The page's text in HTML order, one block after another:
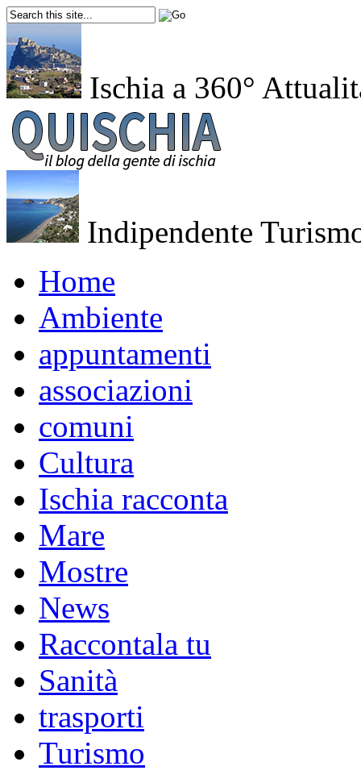
Ischia a 360°
Indipendente
Home
Ambiente
appuntamenti
associazioni
comuni
Cultura
Ischia racconta
Mare
Mostre
News
Raccontala tu
Sanità
trasporti
Turismo